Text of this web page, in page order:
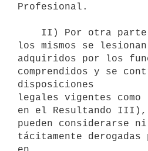
Profesional.
los mismos se
adquiridos por los
comprendidos y se
disposiciones
legales vigentes como
en el Resultando III),
pueden considerarse
tácitamente